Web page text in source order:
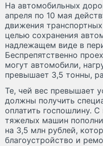
На автомобильных
апреля по 10 мая
движения
целью сохранения
надлежащем виде в
Беспрепятственно
могут автомобили,
превышает 3,5 тонны,
Те, чей вес превышает
должны получить
оплатить госпошлину.
тяжелых машин
на 3,5 млн рублей,
благоустройство и